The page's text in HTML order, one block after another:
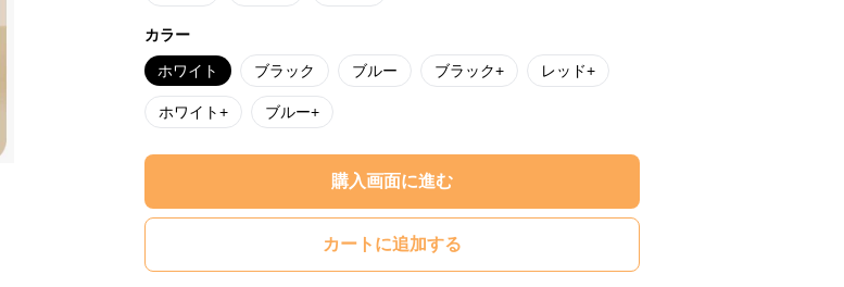
カラー
ホワイト ブラック ブルー ブラック+ レッド+
ホワイト+ ブルー+
購入画面に進む
カートに追加する